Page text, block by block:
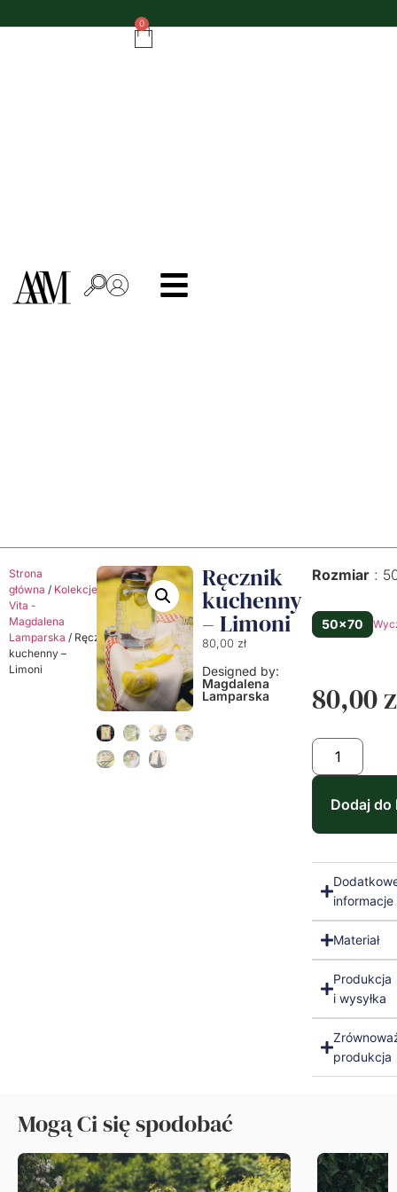
0
Strona
główna / Kolekcje
Dolce
Vita -
Magdalena
Lamparska / Ręcznik
kuchenny –
Limoni
Ręcznik
kuchenny
– Limoni
80,00 zł
Designed by:
Magdalena
Lamparska
Rozmiar
50x70
80,00
Dodaj do
informacje
Materiał
Produkcja
i wysyłka
produkcja
Mogą Ci się spodobać